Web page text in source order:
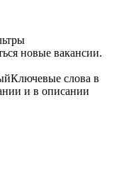
новые вакансии.
Ключевые слова в
и в описании